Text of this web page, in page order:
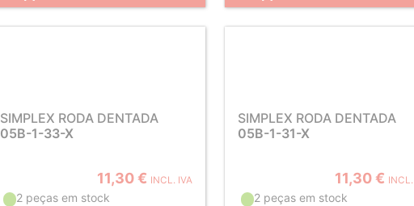
SIMPLEX RODA DENTADA
05B-1-33-X
11,30 € INCL. IVA
2 peças em stock
SIMPLEX RODA DENTADA
05B-1-31-X
11,30 €
2 peças em stock